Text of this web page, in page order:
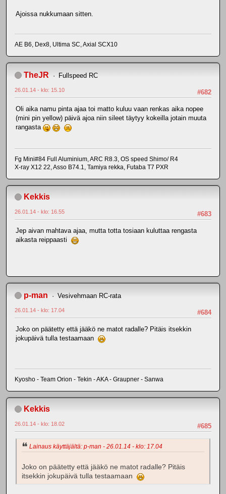
Ajoissa nukkumaan sitten.
AE B6, Dex8, Ultima SC, Axial SCX10
TheJR Fullspeed RC
#682
26.01.14 - klo: 15.10
Oli aika namu pinta ajaa toi matto kuluu vaan renkas aika nopee
(mini pin yellow) päivä ajoa niin sileet täytyy kokeilla jotain muuta
rangasta
Fg Mini#84 Full Aluminium, ARC R8.3, OS speed Shimo/ R4
X-ray X12 22, Asso B74.1, Tamiya rekka, Futaba T7 PXR
Kekkis
#683
26.01.14 - klo: 16.55
Jep aivan mahtava ajaa, mutta totta tosiaan kuluttaa rengasta
aikasta reippaasti
p-man Vesivehmaan RC-rata
#684
26.01.14 - klo: 17.04
Joko on päätetty että jääkö ne matot radalle? Pitäis itsekkin
jokupäivä tulla testaamaan
Kyosho - Team Orion - Tekin - AKA - Graupner - Sanwa
Kekkis
#685
26.01.14 - klo: 18.02
Lainaus käyttäjältä: p-man - 26.01.14 - klo: 17.04
Joko on päätetty että jääkö ne matot radalle? Pitäis
itsekkin jokupäivä tulla testaamaan